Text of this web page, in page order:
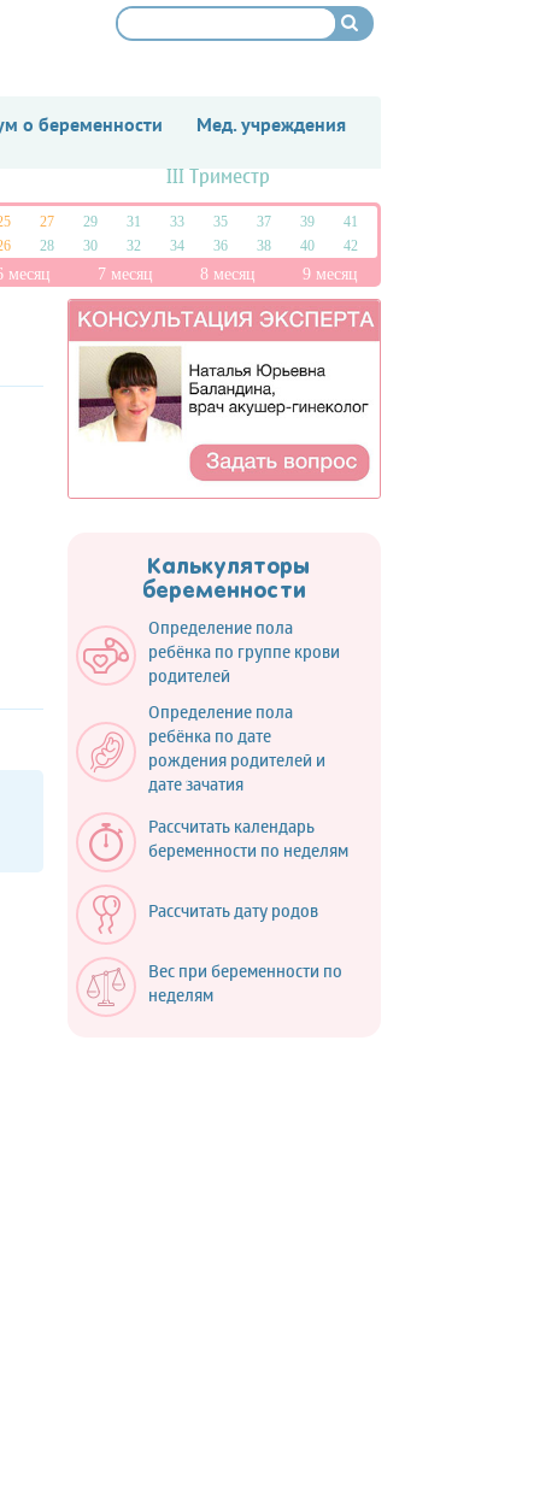
о беременности Мед. учреждения
III Триместр
27 29 31 33 35 37 39
41
28 30 32 34 36 38 40 42
месяц 7 месяц 8 месяц 9 месяц
Калькуляторы
беременности
Определение пола
ребёнка по группе крови
родителей
Определение пола
ребёнка по дате
рождения родителей и
дате зачатия
Рассчитать календарь
беременности по неделям
Рассчитать дату родов
Вес при беременности по
неделям